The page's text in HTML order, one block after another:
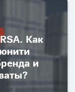
Как
и